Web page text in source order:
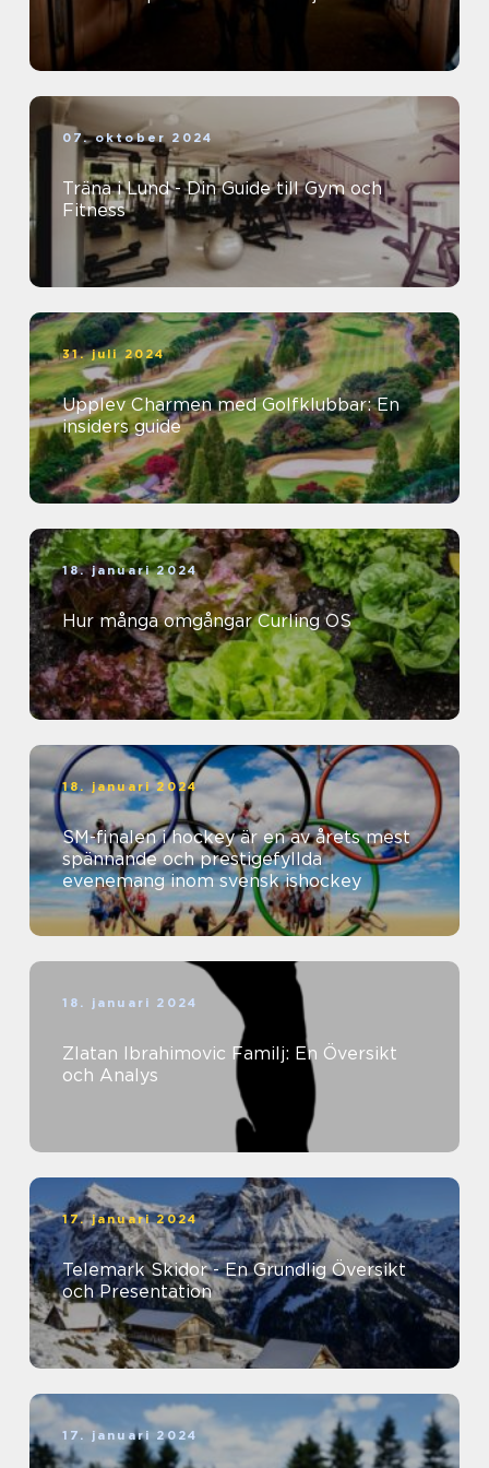
07. oktober 2024
Träna i Lund - Din Guide till Gym och
Fitness
31. juli 2024
Upplev Charmen med Golfklubbar: En
insiders guide
18. januari 2024
Hur många omgångar Curling OS
18. januari 2024
SM-finalen i hockey är en av årets mest
spännande och prestigefyllda
evenemang inom svensk ishockey
18. januari 2024
Zlatan Ibrahimovic Familj: En Översikt
och Analys
17. januari 2024
Telemark Skidor - En Grundlig Översikt
och Presentation
17. januari 2024